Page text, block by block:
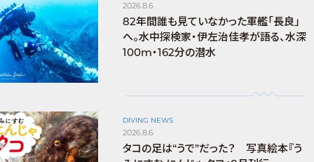
2026.8.6
82年間誰も見ていなかった軍艦「長良」
へ。水中探検家・伊左治佳孝が語る、水深
100m・162分の潜水
DIVING NEWS
2026.8.6
タコの足は“うで”だった？ 写真絵本『う